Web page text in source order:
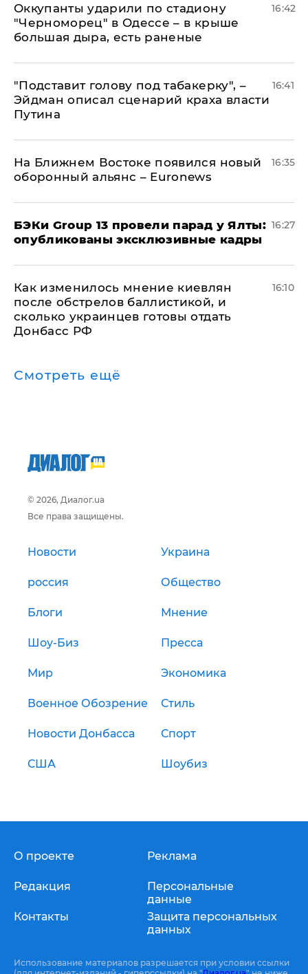
Оккупанты ударили по стадиону
"Черноморец" в Одессе – в крыше
большая дыра, есть раненые
16:42
​"Подставит голову под табакерку", –
Эйдман описал сценарий краха власти
Путина
16:41
На Ближнем Востоке появился новый
оборонный альянс – Euronews
16:35
​БЭКи Group 13 провели парад у Ялты:
опубликованы эксклюзивные кадры
16:27
Как изменилось мнение киевлян
после обстрелов баллистикой, и
сколько украинцев готовы отдать
Донбасс РФ
16:10
Смотреть ещё
© 2026, Диалог.ua
Все права защищены.
Новости Украина
россия Общество
Блоги Мнение
Шоу-Биз Пресса
Мир Экономика
Военное Обозрение Стиль
Новости Донбасса Спорт
США Шоубиз
О проекте
Редакция
Контакты
Реклама
Персональные
данные
Защита персональных
данных
Использование материалов разрешается при условии ссылки